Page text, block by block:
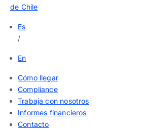
de Chile
Es
/
En
Cómo llegar
Compliance
Trabaja con nosotros
Informes financieros
Contacto